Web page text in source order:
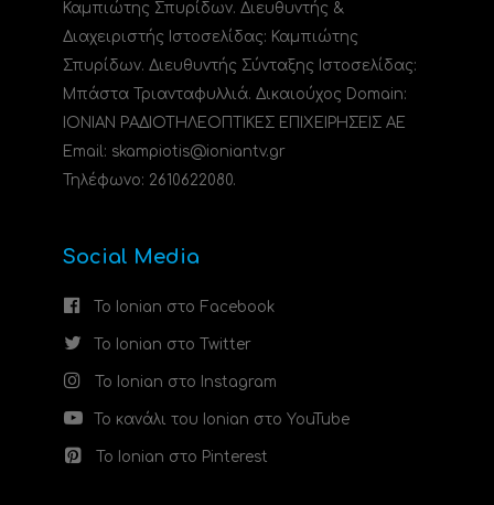
Καμπιώτης Σπυρίδων. Διευθυντής &
Διαχειριστής Ιστοσελίδας: Καμπιώτης
Σπυρίδων. Διευθυντής Σύνταξης Ιστοσελίδας:
Μπάστα Τριανταφυλλιά. Δικαιούχος Domain:
ΙΟΝΙΑΝ ΡΑΔΙΟΤΗΛΕΟΠΤΙΚΕΣ ΕΠΙΧΕΙΡΗΣΕΙΣ ΑΕ
Email: skampiotis@ioniantv.gr
Τηλέφωνο: 2610622080.
Social Media
Το Ionian στο Facebook
Το Ionian στο Twitter
Το Ionian στο Instagram
Το κανάλι του Ionian στο YouTube
Το Ionian στο Pinterest